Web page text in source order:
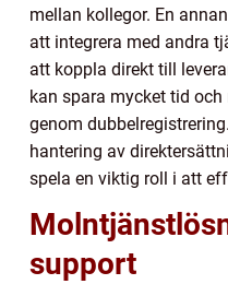
mellan kollegor. En
att integrera med andra
att koppla direkt till
kan spara mycket tid
genom
hantering av
spela en viktig roll i att
support